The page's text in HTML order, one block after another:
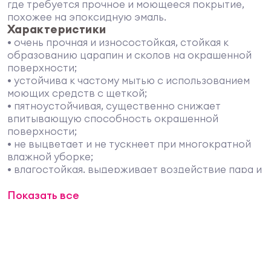
где требуется прочное и моющееся покрытие,
похожее на эпоксидную эмаль.
Характеристики
• очень прочная и износостойкая, стойкая к
образованию царапин и сколов на окрашенной
поверхности;
• устойчива к частому мытью с использованием
моющих средств с щеткой;
• пятноустойчивая, существенно снижает
впитывающую способность окрашенной
поверхности;
• не выцветает и не тускнеет при многократной
влажной уборке;
• влагостойкая, выдерживает воздействие пара и
• предотвращает образование грибка и плесени
Показать все